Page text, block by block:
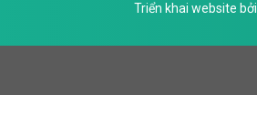
Triển khai website bởi